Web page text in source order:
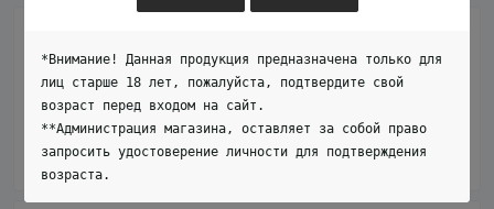
279.00 грн
*Внимание! Данная продукция предназначена только для
лиц старше 18 лет, пожалуйста, подтвердите свой
возраст перед входом на сайт.
**Администрация магазина, оставляет за собой право
запросить удостоверение личности для подтверждения
возраста.